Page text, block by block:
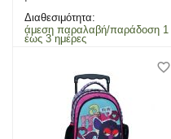
Διαθεσιμότητα:
άμεση παραλαβή/παράδοση 1
έως 3 ημέρες